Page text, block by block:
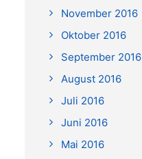
November 2016
Oktober 2016
September 2016
August 2016
Juli 2016
Juni 2016
Mai 2016